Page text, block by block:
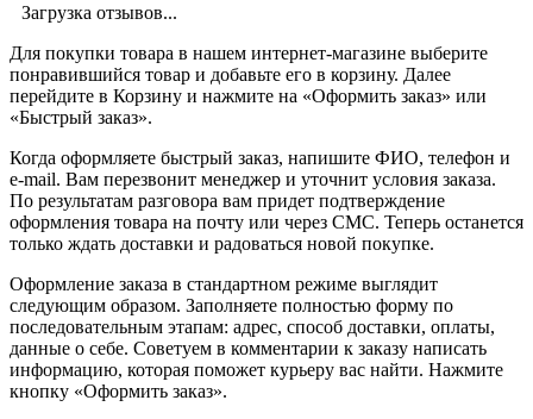
Загрузка отзывов...
Для покупки товара в нашем интернет-магазине выберите
понравившийся товар и добавьте его в корзину. Далее
перейдите в Корзину и нажмите на «Оформить заказ» или
«Быстрый заказ».
Когда оформляете быстрый заказ, напишите ФИО, телефон и
e-mail. Вам перезвонит менеджер и уточнит условия заказа.
По результатам разговора вам придет подтверждение
оформления товара на почту или через СМС. Теперь останется
только ждать доставки и радоваться новой покупке.
Оформление заказа в стандартном режиме выглядит
следующим образом. Заполняете полностью форму по
последовательным этапам: адрес, способ доставки, оплаты,
данные о себе. Советуем в комментарии к заказу написать
информацию, которая поможет курьеру вас найти. Нажмите
кнопку «Оформить заказ».